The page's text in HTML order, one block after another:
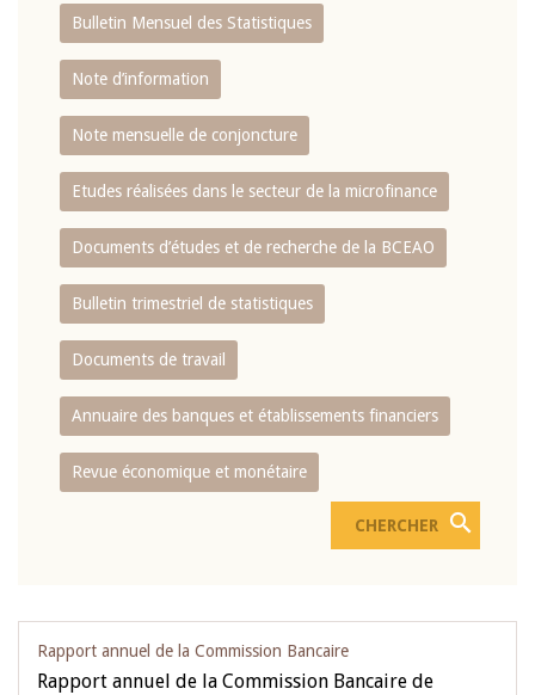
Bulletin Mensuel des Statistiques
Note d’information
Note mensuelle de conjoncture
Etudes réalisées dans le secteur de la microfinance
Documents d’études et de recherche de la BCEAO
Bulletin trimestriel de statistiques
Documents de travail
Annuaire des banques et établissements financiers
Revue économique et monétaire
Rapport annuel de la Commission Bancaire
Rapport annuel de la Commission Bancaire de